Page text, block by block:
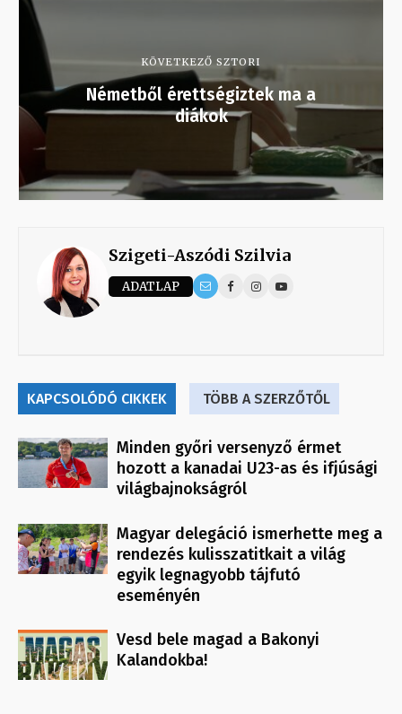
KÖVETKEZŐ SZTORI
Németből érettségiztek ma a
diákok
Szigeti-Aszódi Szilvia
ADATLAP
KAPCSOLÓDÓ CIKKEK TÖBB A SZERZŐTŐL
Minden győri versenyző érmet
hozott a kanadai U23-as és ifjúsági
világbajnokságról
Magyar delegáció ismerhette meg a
rendezés kulisszatitkait a világ
egyik legnagyobb tájfutó
eseményén
Vesd bele magad a Bakonyi
Kalandokba!